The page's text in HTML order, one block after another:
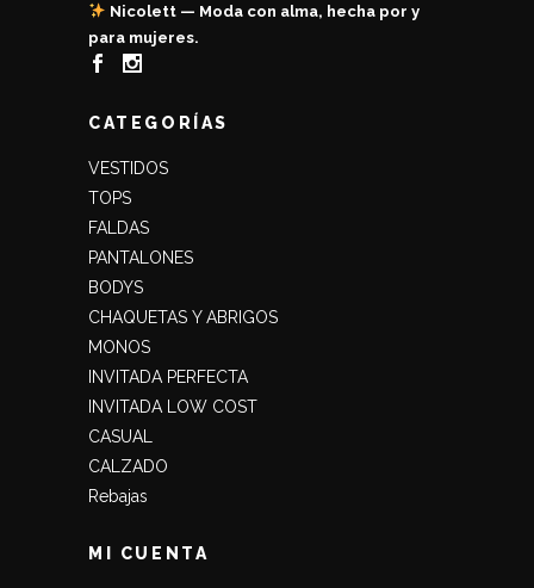
Nicolett — Moda con alma, hecha por y
para mujeres.
CATEGORÍAS
VESTIDOS
TOPS
FALDAS
PANTALONES
BODYS
CHAQUETAS Y ABRIGOS
MONOS
INVITADA PERFECTA
INVITADA LOW COST
CASUAL
CALZADO
Rebajas
MI CUENTA